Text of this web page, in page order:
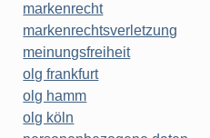
markenrecht
markenrechtsverletzung
meinungsfreiheit
olg frankfurt
olg hamm
olg köln